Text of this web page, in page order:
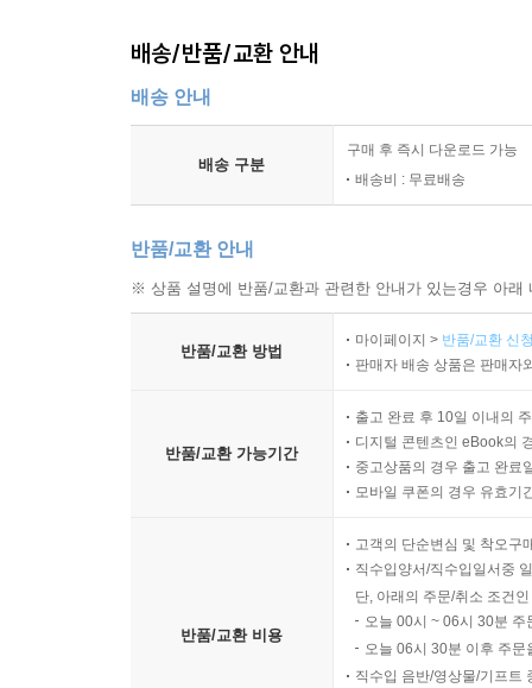
배송/반품/교환 안내
배송 안내
배송 구분
구매 후 즉시 다운로드 가능
배송비 : 무료배송
반품/교환 안내
※ 상품 설명에 반품/교환과 관련한 안내가 있는경우 아
반품/교환 방법
마이페이지 > 반품/교환 신
판매자 배송 상품은 판매자
반품/교환 가능기간
출고 완료 후 10일 이내의
디지털 콘텐츠인 eBook의
중고상품의 경우 출고 완료
모바일 쿠폰의 경우 유효기
반품/교환 비용
고객의 단순변심 및 착오구
직수입양서/직수입일서중
단, 아래의 주문/취소 조건
오늘 00시 ~ 06시 30분
오늘 06시 30분 이후 주
직수입 음반/영상물/기프트